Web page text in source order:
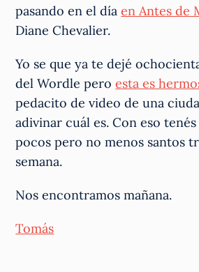
pasando en el díaen Antes de
Diane Chevalier.
Yo se que ya te dejé
del Wordle peroesta es
pedacito de video de una
adivinar cuál es. Con eso
pocos pero no menos santos
semana.
Nos encontramos mañana.
Tomás